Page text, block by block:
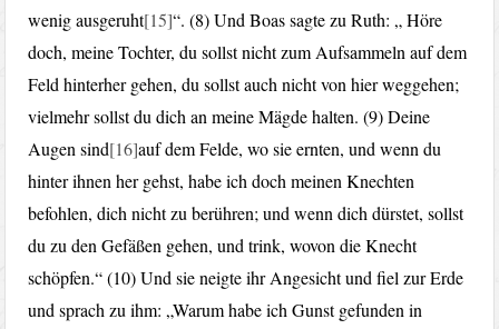
wenig ausgeruht[15]“. (8) Und Boas sagte zu Ruth: „ Höre
doch, meine Tochter, du sollst nicht zum Aufsammeln auf dem
Feld hinterher gehen, du sollst auch nicht von hier weggehen;
vielmehr sollst du dich an meine Mägde halten. (9) Deine
Augen sind[16]auf dem Felde, wo sie ernten, und wenn du
hinter ihnen her gehst, habe ich doch meinen Knechten
befohlen, dich nicht zu berühren; und wenn dich dürstet, sollst
du zu den Gefäßen gehen, und trink, wovon die Knecht
schöpfen.“ (10) Und sie neigte ihr Angesicht und fiel zur Erde
und sprach zu ihm: „Warum habe ich Gunst gefunden in